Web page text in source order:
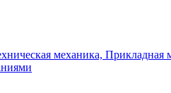
механика, Прикладная